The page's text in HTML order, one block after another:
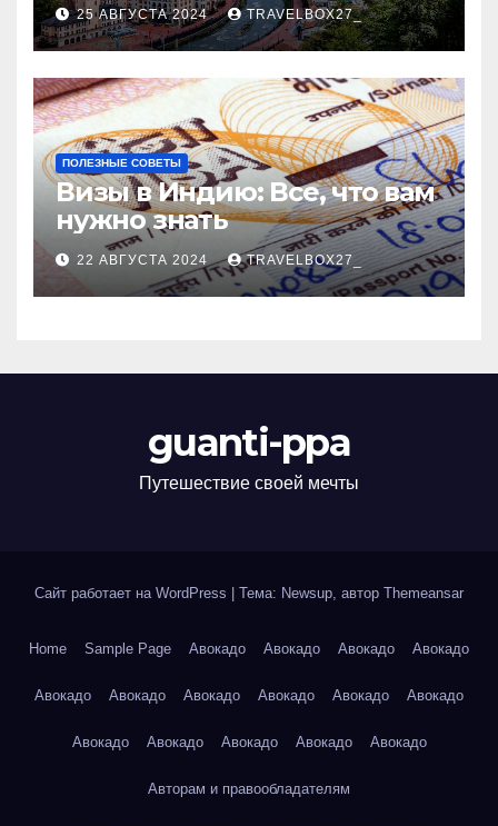
25 АВГУСТА 2024 TRAVELBOX27_
ПОЛЕЗНЫЕ СОВЕТЫ
Визы в Индию: Все, что вам
нужно знать
22 АВГУСТА 2024 TRAVELBOX27_
guanti-ppa
Путешествие своей мечты
Сайт работает на WordPress Тема: Newsup, автор Themeansar
Home Sample Page Авокадо Авокадо Авокадо Авокадо
Авокадо Авокадо Авокадо Авокадо Авокадо Авокадо
Авокадо Авокадо Авокадо Авокадо Авокадо
Авторам и правообладателям